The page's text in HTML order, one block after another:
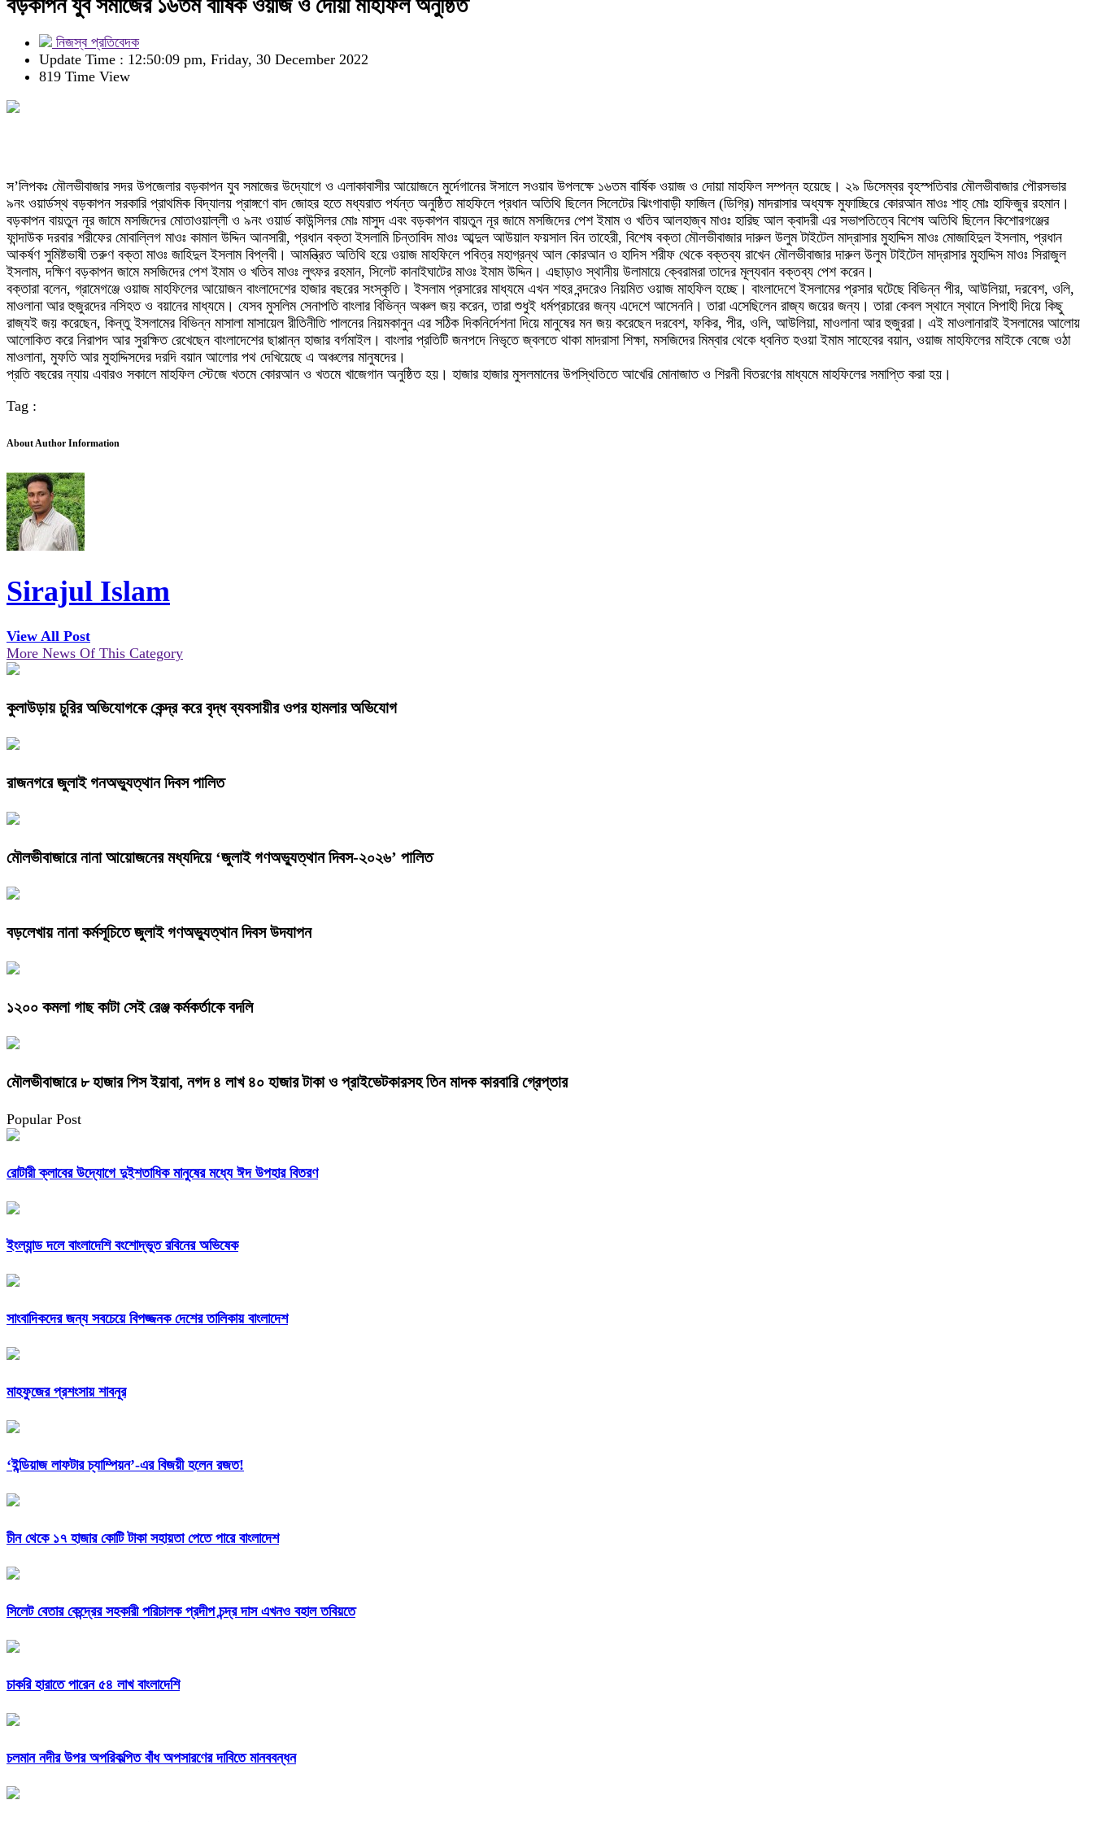
বড়কাপন যুব সমাজের ১৬তম বার্ষিক ওয়াজ ও দোয়া মাহফিল অনুষ্ঠিত
নিজস্ব প্রতিবেদক
Update Time : 12:50:09 pm, Friday, 30 December 2022
819 Time View
স’লিপকঃ মৌলভীবাজার সদর উপজেলার বড়কাপন যুব সমাজের উদ্যোগে ও এলাকাবাসীর আয়োজনে মুর্দেগানের ঈসালে সওয়াব উপলক্ষে ১৬তম বার্ষিক ওয়াজ ও দোয়া মাহফিল সম্পন্ন হয়েছে। ২৯ ডিসেম্বর বৃহস্পতিবার মৌলভীবাজার পৌরসভার
৯নং ওয়ার্ডস্থ বড়কাপন সরকারি প্রাথমিক বিদ্যালয় প্রাঙ্গণে বাদ জোহর হতে মধ্যরাত পর্যন্ত অনুষ্ঠিত মাহফিলে প্রধান অতিথি ছিলেন সিলেটের ঝিংগাবাড়ী ফাজিল (ডিগ্রি) মাদরাসার অধ্যক্ষ মুফাচ্ছিরে কোরআন মাওঃ শাহ্ মোঃ হাফিজুর রহমান।
বড়কাপন বায়তুন নূর জামে মসজিদের মোতাওয়াল্লী ও ৯নং ওয়ার্ড কাউন্সিলর মোঃ মাসুদ এবং বড়কাপন বায়তুন নূর জামে মসজিদের পেশ ইমাম ও খতিব আলহাজ্ব মাওঃ হারিছ আল ক্বাদরী এর সভাপতিত্বে বিশেষ অতিথি ছিলেন কিশোরগঞ্জের
ফান্দাউক দরবার শরীফের মোবাল্লিগ মাওঃ কামাল উদ্দিন আনসারী, প্রধান বক্তা ইসলামি চিন্তাবিদ মাওঃ আব্দুল আউয়াল ফয়সাল বিন তাহেরী, বিশেষ বক্তা মৌলভীবাজার দারুল উলুম টাইটেল মাদ্রাসার মুহাদ্দিস মাওঃ মোজাহিদুল ইসলাম, প্রধান
আকর্ষণ সুমিষ্টভাষী তরুণ বক্তা মাওঃ জাহিদুল ইসলাম বিপ্লবী। আমন্ত্রিত অতিথি হয়ে ওয়াজ মাহফিলে পবিত্র মহাগ্রন্থ আল কোরআন ও হাদিস শরীফ থেকে বক্তব্য রাখেন মৌলভীবাজার দারুল উলুম টাইটেল মাদ্রাসার মুহাদ্দিস মাওঃ সিরাজুল
ইসলাম, দক্ষিণ বড়কাপন জামে মসজিদের পেশ ইমাম ও খতিব মাওঃ লুৎফর রহমান, সিলেট কানাইঘাটের মাওঃ ইমাম উদ্দিন। এছাড়াও স্থানীয় উলামায়ে ক্বেরামরা তাদের মূল্যবান বক্তব্য পেশ করেন।
বক্তারা বলেন, গ্রামেগঞ্জে ওয়াজ মাহফিলের আয়োজন বাংলাদেশের হাজার বছরের সংস্কৃতি। ইসলাম প্রসারের মাধ্যমে এখন শহর বন্দরেও নিয়মিত ওয়াজ মাহফিল হচ্ছে। বাংলাদেশে ইসলামের প্রসার ঘটেছে বিভিন্ন পীর, আউলিয়া, দরবেশ, ওলি,
মাওলানা আর হুজুরদের নসিহত ও বয়ানের মাধ্যমে। যেসব মুসলিম সেনাপতি বাংলার বিভিন্ন অঞ্চল জয় করেন, তারা শুধুই ধর্মপ্রচারের জন্য এদেশে আসেননি। তারা এসেছিলেন রাজ্য জয়ের জন্য। তারা কেবল স্থানে স্থানে সিপাহী দিয়ে কিছু
রাজ্যই জয় করেছেন, কিন্তু ইসলামের বিভিন্ন মাসালা মাসায়েল রীতিনীতি পালনের নিয়মকানুন এর সঠিক দিকনির্দেশনা দিয়ে মানুষের মন জয় করেছেন দরবেশ, ফকির, পীর, ওলি, আউলিয়া, মাওলানা আর হুজুররা। এই মাওলানারাই ইসলামের আলোয়
আলোকিত করে নিরাপদ আর সুরক্ষিত রেখেছেন বাংলাদেশের ছাপ্পান্ন হাজার বর্গমাইল। বাংলার প্রতিটি জনপদে নিভৃতে জ্বলতে থাকা মাদরাসা শিক্ষা, মসজিদের মিম্বার থেকে ধ্বনিত হওয়া ইমাম সাহেবের বয়ান, ওয়াজ মাহফিলের মাইকে বেজে ওঠা
মাওলানা, মুফতি আর মুহাদ্দিসদের দরদি বয়ান আলোর পথ দেখিয়েছে এ অঞ্চলের মানুষদের।
প্রতি বছরের ন্যায় এবারও সকালে মাহফিল স্টেজে খতমে কোরআন ও খতমে খাজেগান অনুষ্ঠিত হয়। হাজার হাজার মুসলমানের উপস্থিতিতে আখেরি মোনাজাত ও শিরনী বিতরণের মাধ্যমে মাহফিলের সমাপ্তি করা হয়।
Tag :
About Author Information
Sirajul Islam
View All Post
More News Of This Category
কুলাউড়ায় চুরির অভিযোগকে কেন্দ্র করে বৃদ্ধ ব্যবসায়ীর ওপর হামলার অভিযোগ
রাজনগরে জুলাই গনঅভ্যুত্থান দিবস পালিত
মৌলভীবাজারে নানা আয়োজনের মধ্যদিয়ে ‘জুলাই গণঅভ্যুত্থান দিবস-২০২৬’ পালিত
বড়লেখায় নানা কর্মসূচিতে জুলাই গণঅভ্যুত্থান দিবস উদযাপন
১২০০ কমলা গাছ কাটা সেই রেঞ্জ কর্মকর্তাকে বদলি
মৌলভীবাজারে ৮ হাজার পিস ইয়াবা, নগদ ৪ লাখ ৪০ হাজার টাকা ও প্রাইভেটকারসহ তিন মাদক কারবারি গ্রেপ্তার
Popular Post
রোটারী ক্লাবের উদ্যোগে দুইশতাধিক মানুষের মধ্যে ঈদ উপহার বিতরণ
ইংল্যান্ড দলে বাংলাদেশি বংশোদ্ভূত রবিনের অভিষেক
সাংবাদিকদের জন্য সবচেয়ে বিপজ্জনক দেশের তালিকায় বাংলাদেশ
মাহফুজের প্রশংসায় শাবনূর
‘ইন্ডিয়াজ লাফটার চ্যাম্পিয়ন’-এর বিজয়ী হলেন রজত!
চীন থেকে ১৭ হাজার কোটি টাকা সহায়তা পেতে পারে বাংলাদেশ
সিলেট বেতার কেন্দ্রের সহকারী পরিচালক প্রদীপ চন্দ্র দাস এখনও বহাল তবিয়তে
চাকরি হারাতে পারেন ৫৪ লাখ বাংলাদেশি
চলমান নদীর উপর অপরিকল্পিত বাঁধ অপসারণের দাবিতে মানববন্ধন